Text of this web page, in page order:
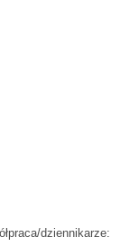
dziennikarze: